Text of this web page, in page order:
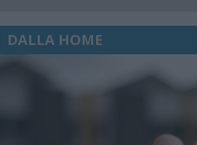
DALLA HOME